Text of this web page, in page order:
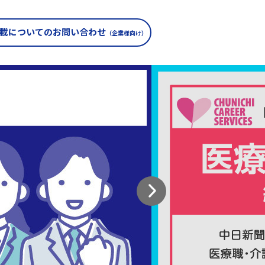
についてのお問い合わせ （企業様向け）